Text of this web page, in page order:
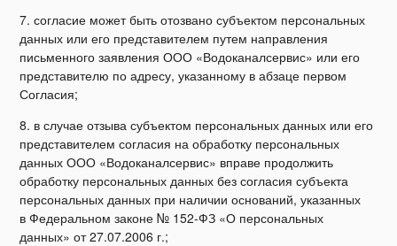
7. согласие может быть отозвано субъектом персональных
данных или его представителем путем направления
письменного заявления ООО «Водоканалсервис» или его
представителю по адресу, указанному в абзаце первом
Согласия;
8. в случае отзыва субъектом персональных данных или его
представителем согласия на обработку персональных
данных ООО «Водоканалсервис» вправе продолжить
обработку персональных данных без согласия субъекта
персональных данных при наличии оснований, указанных
в Федеральном законе № 152-ФЗ «О персональных
данных» от 27.07.2006 г.;